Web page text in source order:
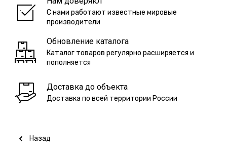
С нами работают известные мировые
производители
Обновление каталога
Каталог товаров регулярно расширяется и
пополняется
Доставка до объекта
Доставка по всей территории России
Назад